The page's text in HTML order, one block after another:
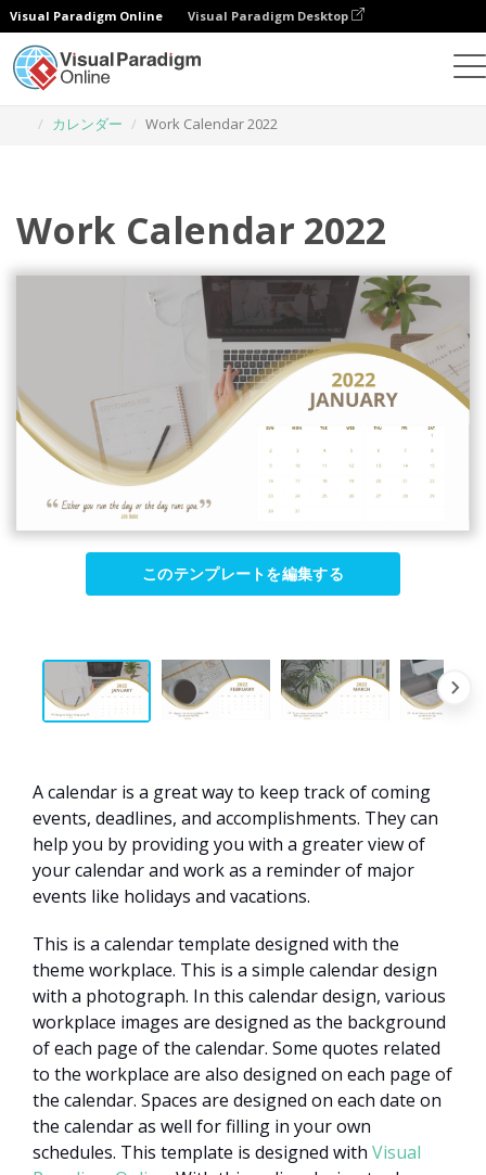
Visual Paradigm Online Visual Paradigm Desktop
カレンダー
Work Calendar 2022
Work Calendar 2022
このテンプレートを編集する
A calendar is a great way to keep track of coming
events, deadlines, and accomplishments. They can
help you by providing you with a greater view of
your calendar and work as a reminder of major
events like holidays and vacations.
This is a calendar template designed with the
theme workplace. This is a simple calendar design
with a photograph. In this calendar design, various
workplace images are designed as the background
of each page of the calendar. Some quotes related
to the workplace are also designed on each page of
the calendar. Spaces are designed on each date on
the calendar as well for filling in your own
schedules. This template is designed with Visual